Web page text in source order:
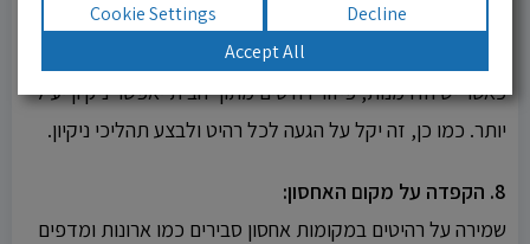
כאשר יש הזדמנות, פיזור רהיטים מתוך הבית יאפשר ניקיון יעיל
יותר. כמו כן, זה יקל על הגעה לכל רהיט ולבצע תהליכי ניקיון.
8. הקפדה על מקום האחסון:
שמירה על רהיטים במקומות אחסון סבירים כמו ארונות ומדפים
Decline
Cookie Settings
Accept All